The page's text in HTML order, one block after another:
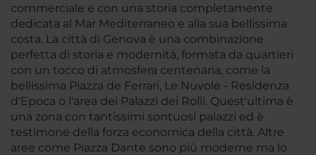
commerciale e con una storia completamente
dedicata al Mar Mediterraneo e alla sua bellissima
costa. La città di Genova è una combinazione
perfetta di storia e modernità, formata da quartieri
con un tocco di atmosfera centenaria, come la
bellissima Piazza de Ferrari, Le Nuvole - Residenza
d'Epoca o l'area dei Palazzi dei Rolli. Quest'ultima è
una zona con tantissimi sontuosi palazzi ed è
testimone della forza economica della città. Altre
aree come Piazza Dante sono più moderne ma lo